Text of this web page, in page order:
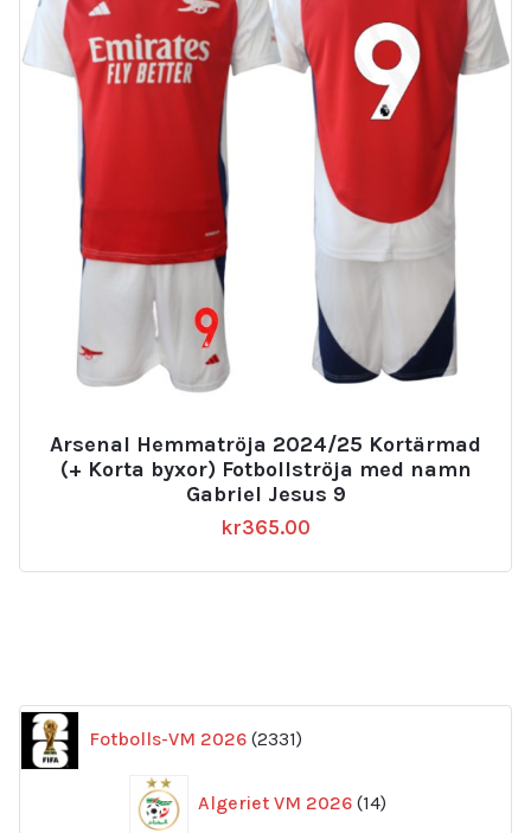
Arsenal Hemmatröja 2024/25 Kortärmad
(+ Korta byxor) Fotbollströja med namn
Gabriel Jesus 9
kr365.00
Fotbolls-VM 2026 2331
produkter
Algeriet VM 2026 14
produkter